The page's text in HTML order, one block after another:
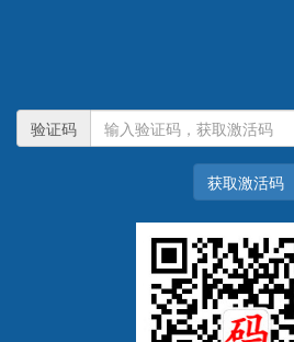
验证码
获取激活码